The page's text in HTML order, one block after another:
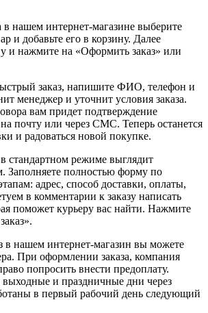
нашем интернет-магазине выберите
и добавьте его в корзину. Далее
и нажмите на «Оформить заказ» или
заказ, напишите ФИО, телефон и
менеджер и уточнит условия заказа.
вам придет подтверждение
почту или через СМС. Теперь останется
и радоваться новой покупке.
стандартном режиме выглядит
Заполняете полностью форму по
адрес, способ доставки, оплаты,
в комментарии к заказу написать
поможет курьеру вас найти. Нажмите
нашем интернет-магазин вы можете
При оформлении заказа, компания
попросить внести предоплату.
выходные и праздничные дни через
в первый рабочий день следующий